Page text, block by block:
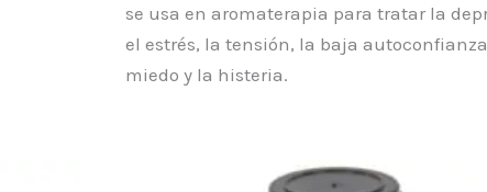
se usa en aromaterapia para tratar la
el estrés, la tensión, la baja
miedo y la histeria.